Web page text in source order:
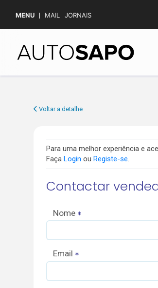
MENU MAIL JORNAIS
Voltar a detalhe
Para uma melhor experiência e
Faça Login ou Registe-se.
Contactar
Nome
Email